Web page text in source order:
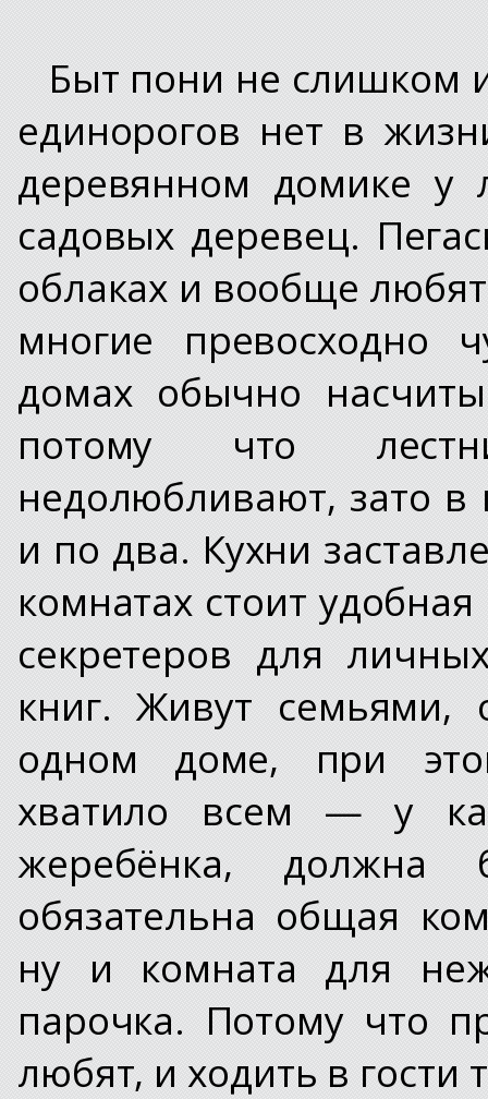
Быт пони не слишком
единорогов нет в
деревянном домике у
садовых деревец.
облаках и вообще
многие превосходно
домах обычно
потому что
недолюбливают, зато в
и по два. Кухни
комнатах стоит
секретеров для
книг. Живут
одном доме, при
хватило всем — у
жеребёнка,
обязательна общая
ну и комната для
парочка. Потому что
любят, и ходить в гости